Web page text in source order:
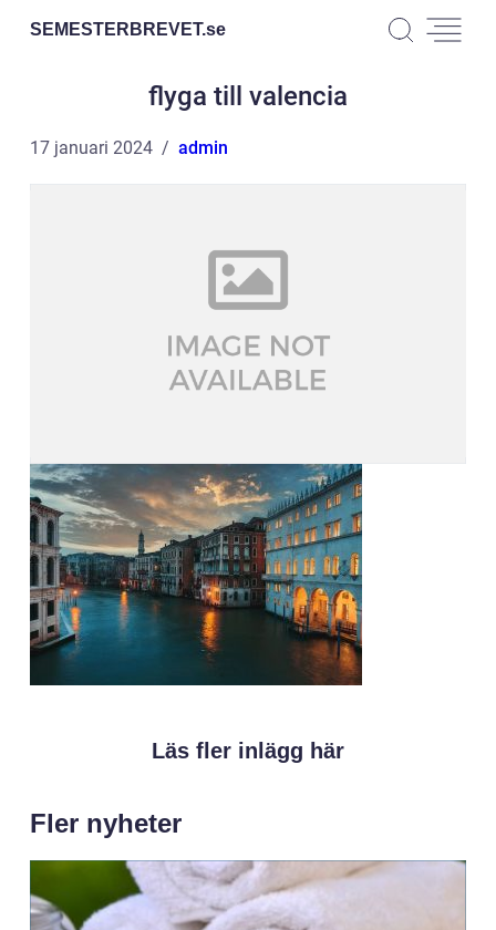
SEMESTERBREVET.se
flyga till valencia
17 januari 2024 admin
Läs fler inlägg här
Fler nyheter